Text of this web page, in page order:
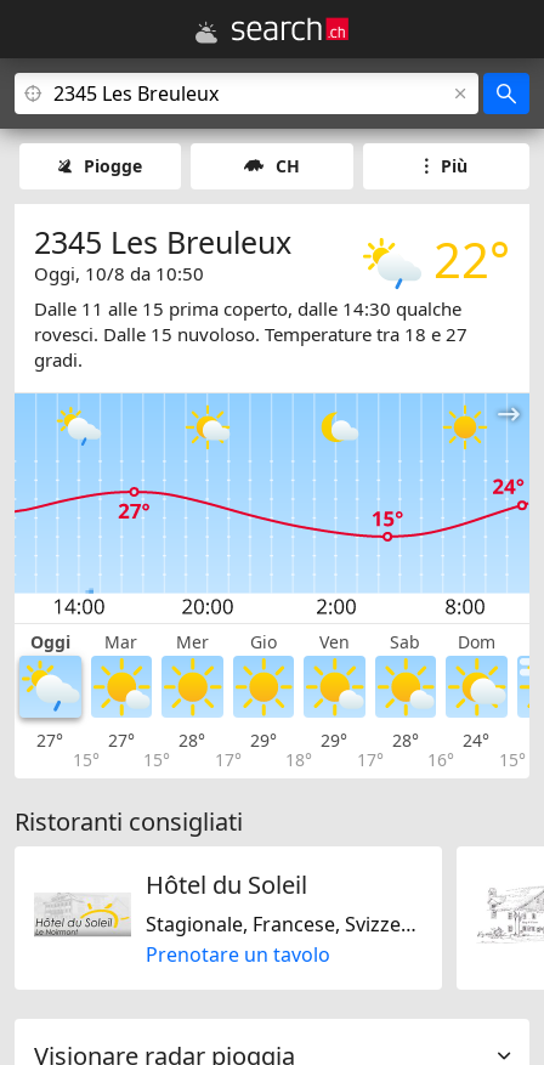
Piogge CH Più
22°
2345 Les Breuleux
Oggi, 10/8 da 10:50
Dalle 11 alle 15 prima coperto, dalle 14:30 qualche
rovesci. Dalle 15 nuvoloso. Temperature tra 18 e 27
gradi.
Oggi Mar Mer Gio Ven Sab Dom
27°
15°
27°
15°
28°
17°
29°
18°
29°
17°
28°
16°
24°
15°
Ristoranti consigliati
Hôtel du Soleil
Stagionale, Francese, Svizzera, Senza glutine, Senza lattosio
Prenotare un tavolo
Visionare radar pioggia